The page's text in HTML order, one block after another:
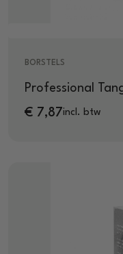
BORSTELS
Professional
€ 7,87incl. btw